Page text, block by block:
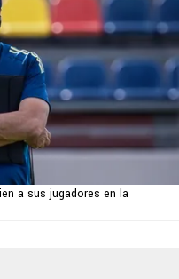
a sus jugadores en la